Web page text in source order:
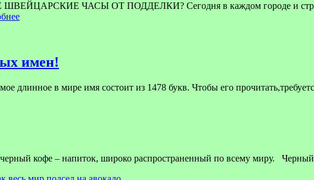
ЧАСЫ ОТ ПОДДЕЛКИ? Сегодня в каждом городе и стране
имен!
длинное в мире имя состоит из 1478 букв. Чтобы его
кофе – напиток, широко распространенный по всему миру.